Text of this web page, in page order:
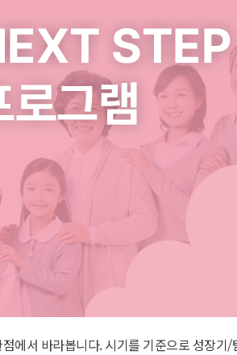
에서 바라봅니다. 시기를 기준으로 성장